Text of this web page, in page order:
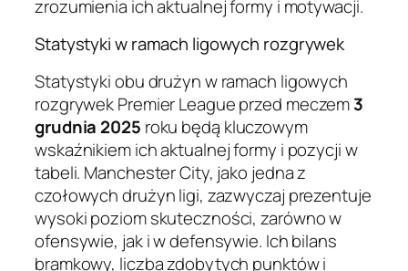
zrozumienia ich aktualnej formy i motywacji.
Statystyki w ramach ligowych rozgrywek
Statystyki obu drużyn w ramach ligowych
rozgrywek Premier League przed meczem3
grudnia 2025 roku będą kluczowym
wskaźnikiem ich aktualnej formy i pozycji w
tabeli. Manchester City, jako jedna z
czołowych drużyn ligi, zazwyczaj prezentuje
wysoki poziom skuteczności, zarówno w
ofensywie, jak i w defensywie. Ich bilans
bramkowy, liczba zdobytych punktów i